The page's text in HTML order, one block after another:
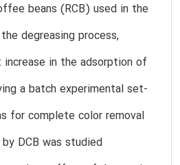
beans (RCB) used in the
degreasing process,
in the adsorption of
a batch experimental set-
for complete color removal
DCB was studied